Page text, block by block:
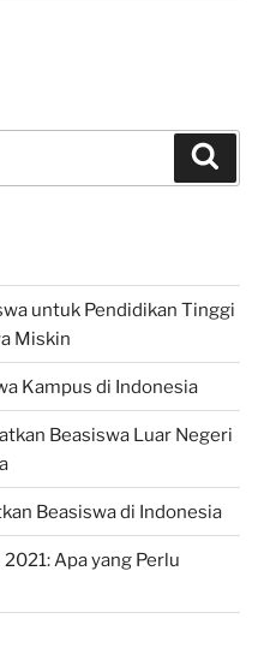
untuk Pendidikan Tinggi
Miskin
Kampus di Indonesia
Beasiswa Luar Negeri
Beasiswa di Indonesia
Apa yang Perlu